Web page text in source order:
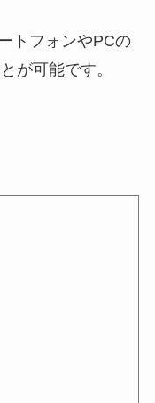
トフォンやPCの
が可能です。